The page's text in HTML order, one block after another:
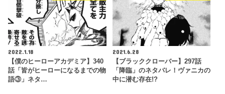
2022.1.18
【僕のヒーローアカデミア】340
話「皆がヒーローになるまでの物
語③」ネタ…
2021.6.28
【ブラッククローバー】297話
「降臨」のネタバレ！ヴァニカの
中に潜む存在!?